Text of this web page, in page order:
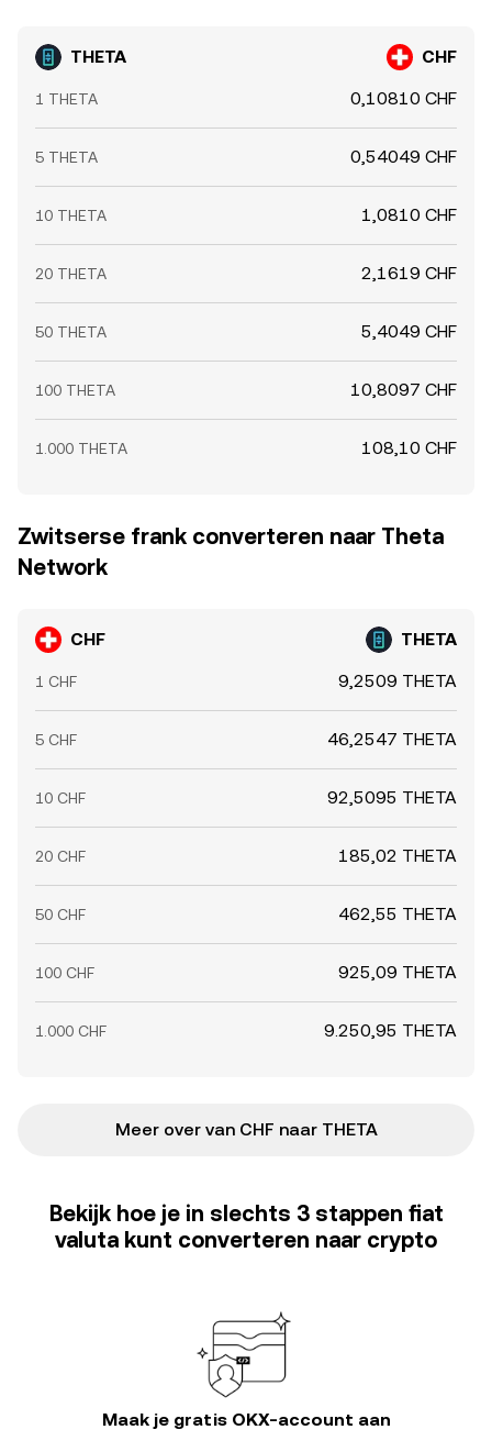
THETA CHF
1 THETA 0,10810 CHF
5 THETA 0,54049 CHF
10 THETA 1,0810 CHF
20 THETA 2,1619 CHF
50 THETA 5,4049 CHF
100 THETA 10,8097 CHF
1.000 THETA 108,10 CHF
Zwitserse frank converteren naar Theta
Network
CHF THETA
1 CHF 9,2509 THETA
5 CHF 46,2547 THETA
10 CHF 92,5095 THETA
20 CHF 185,02 THETA
50 CHF 462,55 THETA
100 CHF 925,09 THETA
1.000 CHF 9.250,95 THETA
Meer over van CHF naar THETA
Bekijk hoe je in slechts 3 stappen fiat
valuta kunt converteren naar crypto
Maak je gratis OKX-account aan